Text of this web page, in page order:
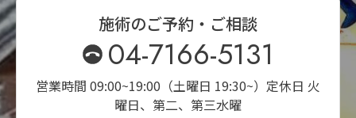
施術のご予約・ご相談
04-7166-5131
営業時間 09:00~19:00（土曜日 19:30~） 定休日 火
曜日、第二、第三水曜